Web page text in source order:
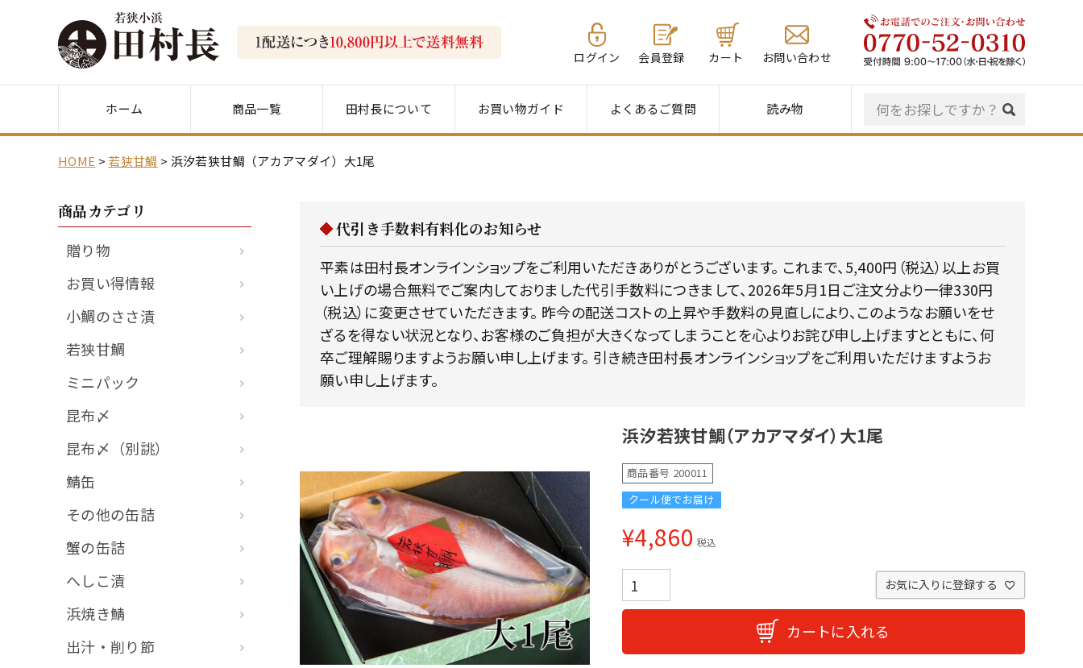
ログイン 会員登録 カート お問い合わせ
ホーム 商品一覧 田村長について お買い物ガイド よくあるご質問 読み物
HOME 若狭甘鯛 浜汐若狭甘鯛（アカアマダイ）大1尾
商品カテゴリ
贈り物
お買い得情報
小鯛のささ漬
若狭甘鯛
ミニパック
昆布〆
昆布〆（別誂）
鯖缶
その他の缶詰
蟹の缶詰
へしこ漬
浜焼き鯖
出汁・削り節
代引き手数料有料化のお知らせ
平素は田村長オンラインショップをご利用いただきありがとうございます。 これまで、5,400円（税込）以上お買
い上げの場合無料でご案内しておりました代引手数料につきまして、2026年5月1日ご注文分より一律330円
（税込）に変更させていただきます。 昨今の配送コストの上昇や手数料の見直しにより、このようなお願いをせ
ざるを得ない状況となり、お客様のご負担が大きくなってしまうことを心よりお詫び申し上げますとともに、何
卒ご理解賜りますようお願い申し上げます。 引き続き田村長オンラインショップをご利用いただけますようお
願い申し上げます。
浜汐若狭甘鯛（アカアマダイ）大1尾
商品番号 200011
クール便でお届け
¥4,860 税込
お気に入りに登録する
カートに入れる